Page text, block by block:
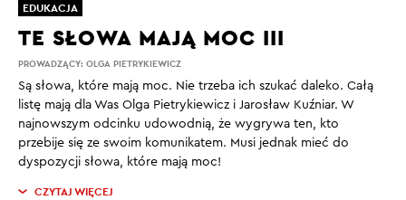
PROWADZĄCY: OLGA PIETRYKIEWICZ
TE SŁOWA MAJĄ MOC III
Są słowa, które mają moc. Nie trzeba ich szukać daleko. Całą
listę mają dla Was Olga Pietrykiewicz i Jarosław Kuźniar. W
najnowszym odcinku udowodnią, że wygrywa ten, kto
przebije się ze swoim komunikatem. Musi jednak mieć do
dyspozycji słowa, które mają moc!
CZYTAJ WIĘCEJ
EDUKACJA